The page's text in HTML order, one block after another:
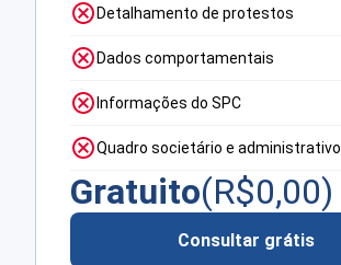
Detalhamento de protestos
Dados comportamentais
Informações do SPC
Quadro societário e administrativo
Gratuito(R$0,00)
Consultar grátis